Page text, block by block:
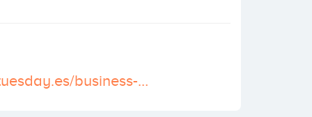
http://www.firsttuesday.es/business-angels/